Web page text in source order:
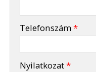
Telefonszám*
Nyilatkozat*